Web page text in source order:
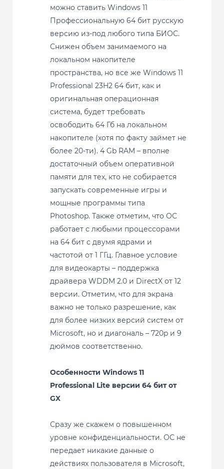
можно ставить Windows 11
Профессиональную 64 бит русскую
версию из-под любого типа БИОС.
Снижен объем занимаемого на
локальном накопителе
пространства, но все же Windows 11
Professional 23H2 64 бит, как и
оригинальная операционная
система, будет требовать
освободить 64 Гб на локальном
накопителе (хотя по факту займет не
более 20-ти). 4 Gb RAM – вполне
достаточный объем оперативной
памяти для тех, кто не собирается
запускать современные игры и
мощные программы типа
Photoshop. Также отметим, что ОС
работает с любыми процессорами
на 64 бит с двумя ядрами и
частотой от 1 ГГц. Главное условие
для видеокарты – поддержка
драйвера WDDM 2.0 и DirectX от 12
версии. Отметим, что для экрана
важно не только разрешение, как
для более низких версий систем от
Microsoft, но и диагональ – 720p и 9
дюймов соответственно.
Особенности Windows 11
Professional Lite версии 64 бит от
GX
Сразу же скажем о повышенном
уровне конфиденциальности. ОС не
передает никакие данные о
действиях пользователя в Microsoft,